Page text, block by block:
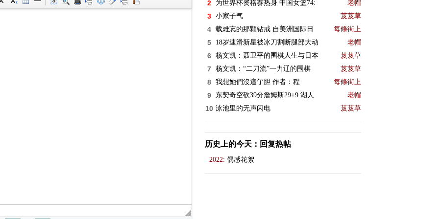
2 为世界杯资格赛热身 中国女篮74: 老帽
3 小家子气 芨芨草
4 载难忘的那颗钻戒 自美洲国际日 每條街上
5 18岁速滑新星被冰刀割断腿部大动 老帽
6 杨文凯：聂卫平的围棋人生与日本 芨芨草
7 杨文凯：“二刀流”一力辽的围棋 芨芨草
8 我想她們沒這亇胆 作者：程 每條街上
9 东契奇空砍39分詹姆斯29+9 湖人 老帽
10 泳池里的无声闪电 芨芨草
历史上的今天：回复热帖
2022: 偶感花絮